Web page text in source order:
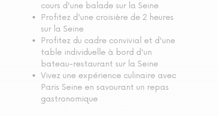
cours d'une balade sur la Seine
Profitez d'une croisière de 2 heures
sur la Seine
Profitez du cadre convivial et d'une
table individuelle à bord d'un
bateau-restaurant sur la Seine
Vivez une expérience culinaire avec
Paris Seine en savourant un repas
gastronomique